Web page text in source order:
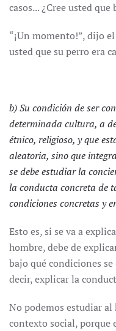
casos... ¿Cree usted
“¡Un momento!”, dijo
usted que su perro era
b) Su condición de ser
determinada cultura, a
étnico, religioso, y que
aleatoria, sino que
se debe estudiar la
la conducta concreta de
condiciones concretas y
Esto es, si se va a
hombre, debe de
bajo qué condiciones
decir, explicar la
No podemos estudiar
contexto social, porque